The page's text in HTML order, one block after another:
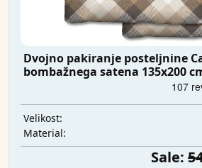
Dvojno pakiranje posteljnine
bombažnega satena 135x200
Velikost:
Material:
Sale: